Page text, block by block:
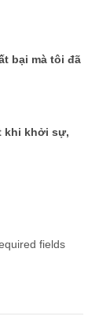
bại mà tôi đã
khi khởi sự,
fields